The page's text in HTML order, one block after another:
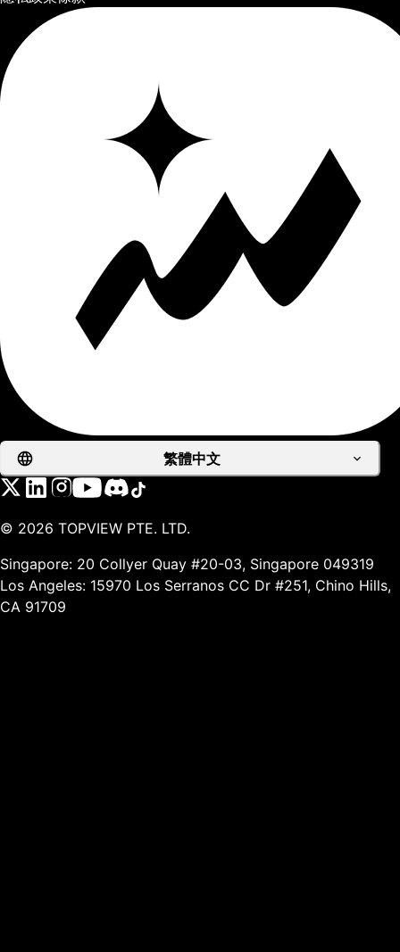
繁體中文
© 2026 TOPVIEW PTE. LTD.
Singapore: 20 Collyer Quay #20-03, Singapore 049319
Los Angeles: 15970 Los Serranos CC Dr #251, Chino Hills,
CA 91709